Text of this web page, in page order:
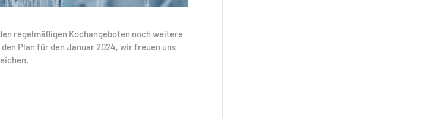
regelmäßigen Kochangeboten noch weitere
Plan für den Januar 2024, wir freuen uns